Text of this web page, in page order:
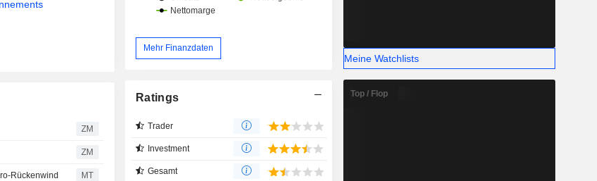
ZM
ZM
Rückenwind
MT
Mehr Finanzdaten
Ratings
Trader
Investment
Gesamt
Meine Watchlists
Top / Flop